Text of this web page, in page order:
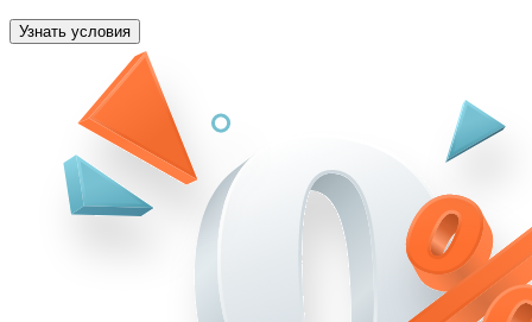
Узнать условия